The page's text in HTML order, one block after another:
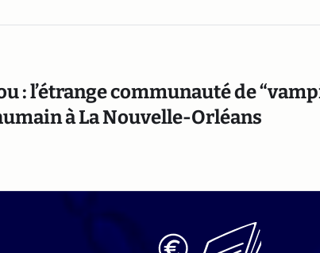
: l’étrange communauté de
à La Nouvelle-Orléans